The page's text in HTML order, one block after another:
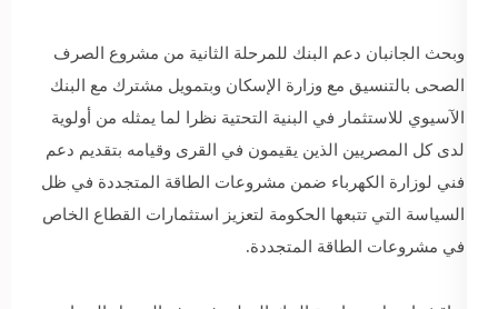
وبحث الجانبان دعم البنك للمرحلة الثانية من مشروع الصرف
الصحى بالتنسيق مع وزارة الإسكان وبتمويل مشترك مع البنك
الآسيوي للاستثمار في البنية التحتية نظرا لما يمثله من أولوية
لدى كل المصريين الذين يقيمون في القرى وقيامه بتقديم دعم
فني لوزارة الكهرباء ضمن مشروعات الطاقة المتجددة في ظل
السياسة التي تتبعها الحكومة لتعزيز استثمارات القطاع الخاص
في مشروعات الطاقة المتجددة.